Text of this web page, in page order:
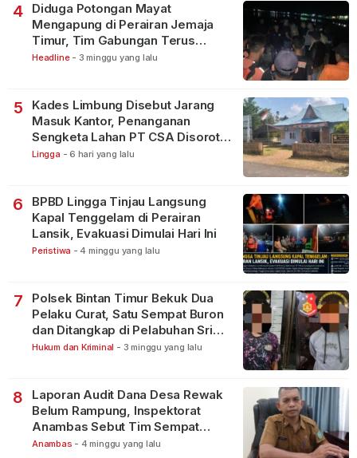
4
Diduga Potongan Mayat
Mengapung di Perairan Jemaja
Timur, Tim Gabungan Terus
Lakukan Pencarian
Headline - 3 minggu yang lalu
5
Kades Limbung Disebut Jarang
Masuk Kantor, Penanganan
Sengketa Lahan PT CSA Disorot
Warga
Lingga - 6 hari yang lalu
6
BPBD Lingga Tinjau Langsung
Kapal Tenggelam di Perairan
Lansik, Evakuasi Dimulai Hari Ini
Peristiwa - 4 minggu yang lalu
7
Polsek Bintan Timur Bekuk Dua
Pelaku Curat, Satu Sempat Buron
dan Ditangkap di Pelabuhan Sri
Bintan Pura
Hukum dan Kriminal - 3 minggu yang lalu
8
Laporan Audit Dana Desa Rewak
Belum Rampung, Inspektorat
Anambas Sebut Tim Sempat
Terbagi Tangani Kasus Lain
Anambas - 4 minggu yang lalu